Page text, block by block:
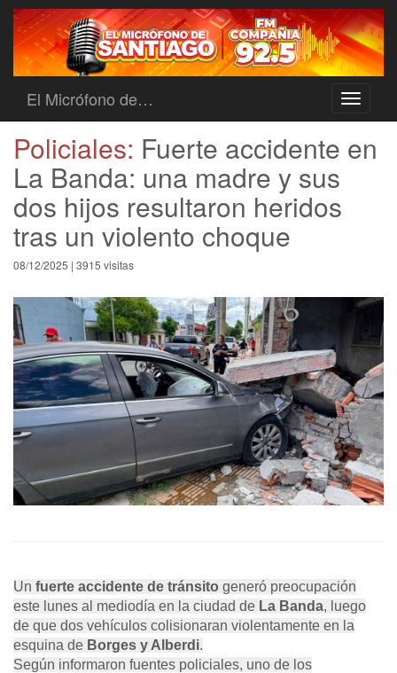
Toggle
El Micrófono de…
Policiales: Fuerte accidente en
La Banda: una madre y sus
dos hijos resultaron heridos
tras un violento choque
08/12/2025 | 3915 visitas
Un fuerte accidente de tránsito generó preocupación
este lunes al mediodía en la ciudad de La Banda, luego
de que dos vehículos colisionaran violentamente en la
esquina de Borges y Alberdi.
Según informaron fuentes policiales, uno de los